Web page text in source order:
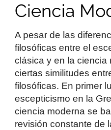
Ciencia
A pesar de las
filosóficas entre el
clásica y en la ciencia
ciertas similitudes
filosóficas. En primer
escepticismo en la
ciencia moderna se
revisión constante de